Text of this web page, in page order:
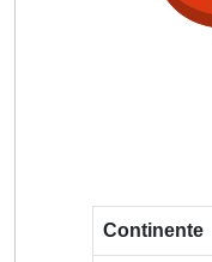
Continente